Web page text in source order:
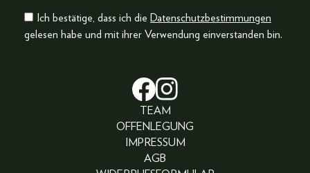
Ich bestätige, dass ich die Datenschutzbestimmungen
gelesen habe und mit ihrer Verwendung einverstanden bin.
TEAM
OFFENLEGUNG
IMPRESSUM
AGB